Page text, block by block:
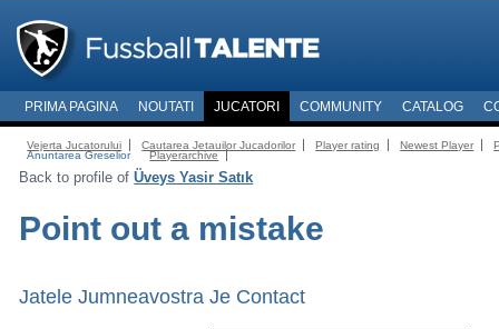
PRIMA PAGINA NOUTATI JUCATORI COMMUNITY CATALOG
Vejerta Jucatorului Cautarea Jetauilor Jucadorilor Player rating Newest Player
Anuntarea Greselior
Playerarchive
Back to profile of Üveys Yasir Satık
Point out a mistake
Jatele Jumneavostra Je Contact